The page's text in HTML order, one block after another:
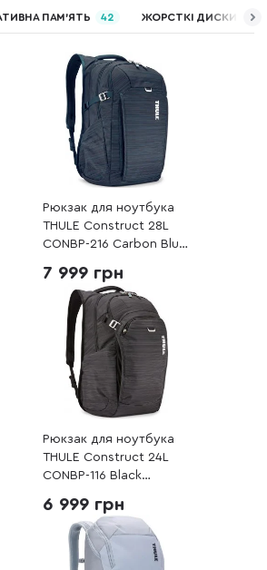
ПАМ’ЯТЬ 42 ЖОРСТКІ ДИСКИ (HDD)
Рюкзак для ноутбука
THULE Construct 28L
CONBP-216 Carbon Blue
7 999 грн
Рюкзак для ноутбука
THULE Construct 24L
CONBP-116 Black
6 999 грн